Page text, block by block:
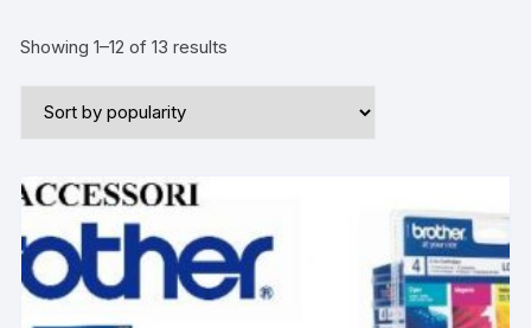
Showing 1–12 of 13 results